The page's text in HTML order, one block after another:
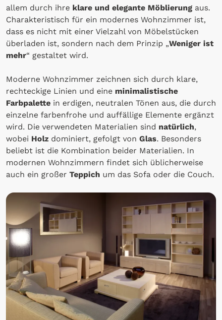
allem durch ihre klare und elegante Möblierung aus.
Charakteristisch für ein modernes Wohnzimmer ist,
dass es nicht mit einer Vielzahl von Möbelstücken
überladen ist, sondern nach dem Prinzip „Weniger ist
mehr“ gestaltet wird.
Moderne Wohnzimmer zeichnen sich durch klare,
rechteckige Linien und eine minimalistische
Farbpalette in erdigen, neutralen Tönen aus, die durch
einzelne farbenfrohe und auffällige Elemente ergänzt
wird. Die verwendeten Materialien sind natürlich,
wobei Holz dominiert, gefolgt von Glas. Besonders
beliebt ist die Kombination beider Materialien. In
modernen Wohnzimmern findet sich üblicherweise
auch ein großer Teppich um das Sofa oder die Couch.